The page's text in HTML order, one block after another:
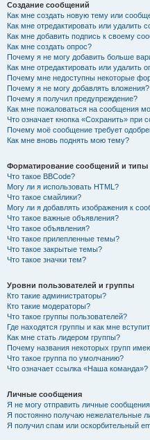
Создание сообщений
Как мне создать новую тему или
Как мне отредактировать или удалить
Как мне добавить подпись к своему
Как мне создать опрос?
Почему я не могу добавить больше
Как мне отредактировать или удалить
Почему мне недоступны некоторые
Почему я не могу добавлять вложения?
Почему я получил предупреждение?
Как мне пожаловаться на сообщения
Что означает кнопка «Сохранить» при
Почему моё сообщение требует
Как мне вновь поднять мою тему?
Форматирование сообщений и типы
Что такое BBCode?
Могу ли я использовать HTML?
Что такое смайлики?
Могу ли я добавлять изображения к
Что такое важные объявления?
Что такое объявления?
Что такое прилепленные темы?
Что такое закрытые темы?
Что такое значки тем?
Уровни пользователей и группы
Кто такие администраторы?
Кто такие модераторы?
Что такое группы пользователей?
Где находятся группы и как мне
Как мне стать лидером группы?
Почему названия некоторых групп
Что такое группа по умолчанию?
Что означает ссылка «Наша команда»?
Личные сообщения
Я не могу отправить личные
Я постоянно получаю нежелательные
Я получил спам или оскорбительный